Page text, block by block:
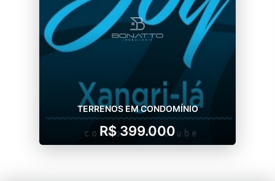
TERRENOS EM CONDOMÍNIO
R$ 399.000